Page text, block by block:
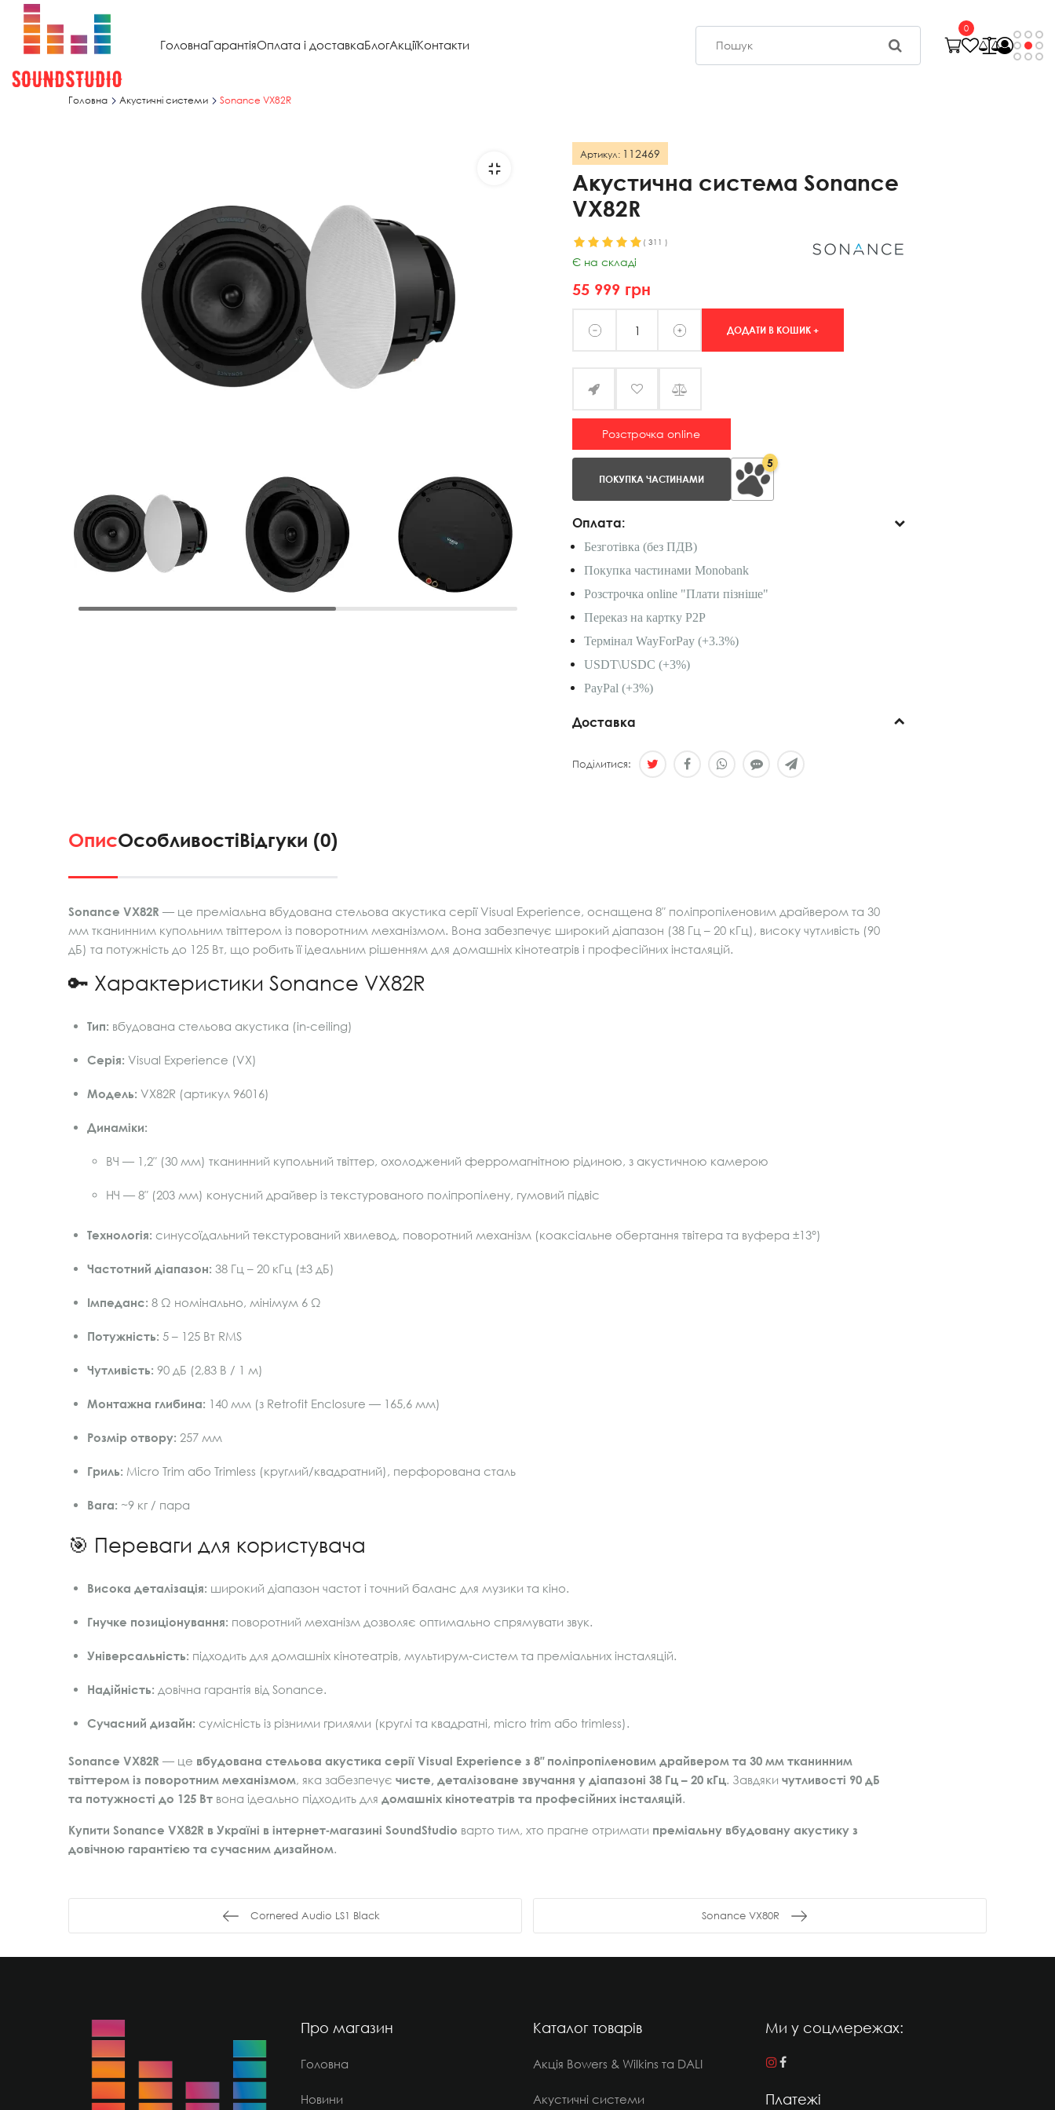
ГоловнаГарантіяОплата і доставкаБлогАкціїКонтакти
0
Головна Акустичні системи Sonance VX82R
Артикул: 112469
Акустична система Sonance
VX82R
( 311 )
Є на складі
55 999 грн
ДОДАТИ В КОШИК +
Розстрочка online
ПОКУПКА ЧАСТИНАМИ
5
Оплата:
Безготівка (без ПДВ)
Покупка частинами Monobank
Розстрочка online "Плати пізніше"
Переказ на картку P2P
Термінал WayForPay (+3.3%)
USDT\USDC (+3%)
PayPal (+3%)
Доставка
Поділитися:
ОписОсобливостіВідгуки (0)
Sonance VX82R — це преміальна вбудована стельова акустика серії Visual Experience, оснащена 8″ поліпропіленовим драйвером та 30
мм тканинним купольним твіттером із поворотним механізмом. Вона забезпечує широкий діапазон (38 Гц – 20 кГц), високу чутливість (90
дБ) та потужність до 125 Вт, що робить її ідеальним рішенням для домашніх кінотеатрів і професійних інсталяцій.
🔑 Характеристики Sonance VX82R
Тип: вбудована стельова акустика (in‑ceiling)
Серія: Visual Experience (VX)
Модель: VX82R (артикул 96016)
Динаміки:
ВЧ — 1,2″ (30 мм) тканинний купольний твіттер, охолоджений ферромагнітною рідиною, з акустичною камерою
НЧ — 8″ (203 мм) конусний драйвер із текстурованого поліпропілену, гумовий підвіс
Технологія: синусоїдальний текстурований хвилевод, поворотний механізм (коаксіальне обертання твітера та вуфера ±13°)
Частотний діапазон: 38 Гц – 20 кГц (±3 дБ)
Імпеданс: 8 Ω номінально, мінімум 6 Ω
Потужність: 5 – 125 Вт RMS
Чутливість: 90 дБ (2,83 В / 1 м)
Монтажна глибина: 140 мм (з Retrofit Enclosure — 165,6 мм)
Розмір отвору: 257 мм
Гриль: Micro Trim або Trimless (круглий/квадратний), перфорована сталь
Вага: ~9 кг / пара
🎯 Переваги для користувача
Висока деталізація: широкий діапазон частот і точний баланс для музики та кіно.
Гнучке позиціонування: поворотний механізм дозволяє оптимально спрямувати звук.
Універсальність: підходить для домашніх кінотеатрів, мультирум‑систем та преміальних інсталяцій.
Надійність: довічна гарантія від Sonance.
Сучасний дизайн: сумісність із різними грилями (круглі та квадратні, micro trim або trimless).
Sonance VX82R — це вбудована стельова акустика серії Visual Experience з 8″ поліпропіленовим драйвером та 30 мм тканинним
твіттером із поворотним механізмом, яка забезпечує чисте, деталізоване звучання у діапазоні 38 Гц – 20 кГц. Завдяки чутливості 90 дБ
та потужності до 125 Вт вона ідеально підходить для домашніх кінотеатрів та професійних інсталяцій.
Купити Sonance VX82R в Україні в інтернет‑магазині SoundStudio варто тим, хто прагне отримати преміальну вбудовану акустику з
довічною гарантією та сучасним дизайном.
Cornered Audio LS1 Black Sonance VX80R
Про магазин
Головна
Новини
Каталог товарів
Акція Bowers & Wilkins та DALI
Акустичні системи
Ми у соцмережах:
Платежі